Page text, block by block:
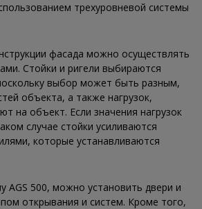
трехуровневой системы
фасада можно осуществлять
Стойки и ригели выбираются
выбор может быть разным,
объекта, а также нагрузок,
на объект. Если значения нагрузок
случае стойки усиливаются
которые устанавливаются
AGS 500, можно установить двери и
открывания и систем. Кроме того,